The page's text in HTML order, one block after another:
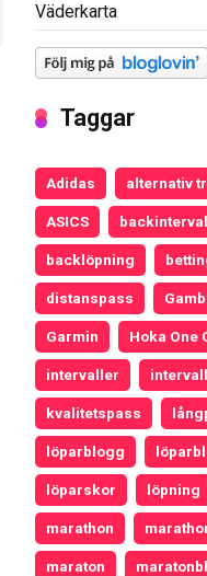
Väderkarta
Taggar
Adidas alternativ
ASICS
backlöpning
distanspass
Garmin Hoka One
intervaller
kvalitetspass
löparblogg
löparskor löpning
marathon
maraton